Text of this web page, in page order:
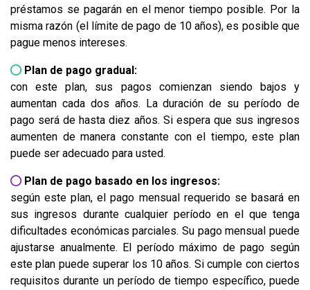
préstamos se pagarán en el menor tiempo posible. Por la
misma razón (el límite de pago de 10 años), es posible que
pague menos intereses.
Plan de pago gradual:
con este plan, sus pagos comienzan siendo bajos y
aumentan cada dos años. La duración de su período de
pago será de hasta diez años. Si espera que sus ingresos
aumenten de manera constante con el tiempo, este plan
puede ser adecuado para usted.
Plan de pago basado en los ingresos:
según este plan, el pago mensual requerido se basará en
sus ingresos durante cualquier período en el que tenga
dificultades económicas parciales. Su pago mensual puede
ajustarse anualmente. El período máximo de pago según
este plan puede superar los 10 años. Si cumple con ciertos
requisitos durante un período de tiempo específico, puede